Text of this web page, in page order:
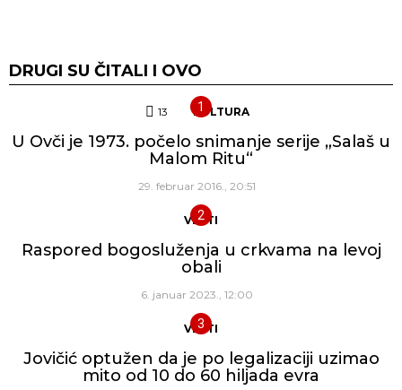
DRUGI SU ČITALI I OVO
13 Komentara
KULTURA
U Ovči je 1973. počelo snimanje serije „Salaš u
Malom Ritu“
29. februar 2016., 20:51
VESTI
Raspored bogosluženja u crkvama na levoj
obali
6. januar 2023., 12:00
VESTI
Jovičić optužen da je po legalizaciji uzimao
mito od 10 do 60 hiljada evra